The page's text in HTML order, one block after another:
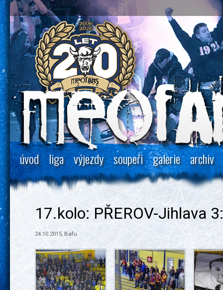
úvod liga výjezdy soupeři galerie archiv
17.kolo: PŘEROV-Jihlava
24.10.2015, Bafu